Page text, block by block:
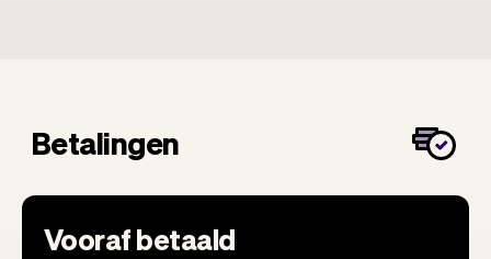
Betalingen
Vooraf betaald